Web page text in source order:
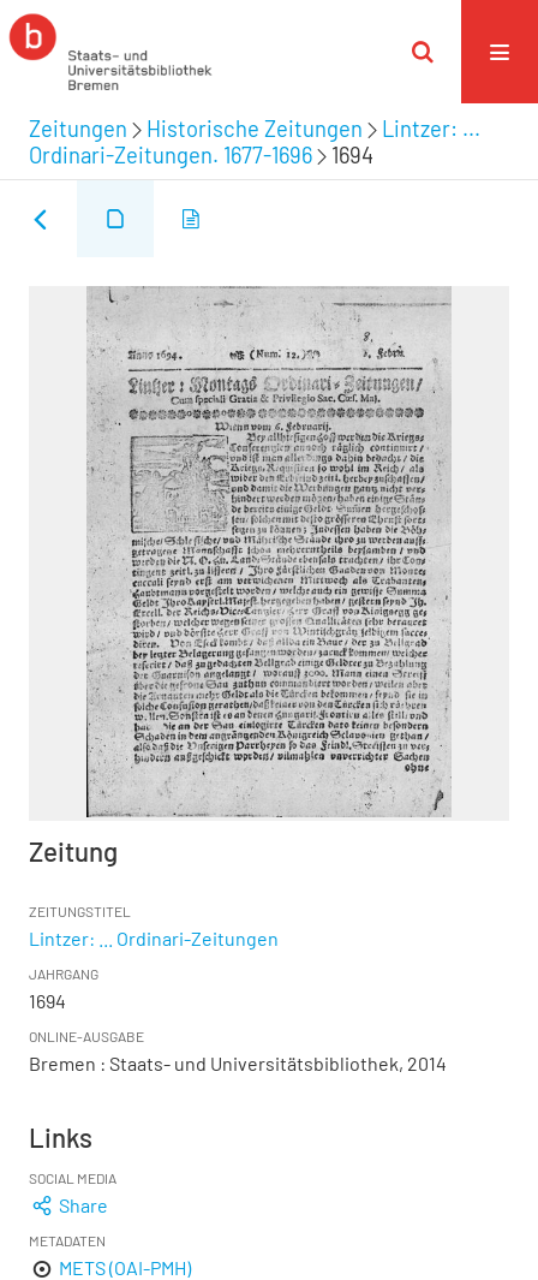
Zeitungen Historische Zeitungen
Lintzer: ...
Ordinari-Zeitungen. 1677-1696
1694
Zeitung
ZEITUNGSTITEL
Lintzer: ... Ordinari-Zeitungen
JAHRGANG
1694
ONLINE-AUSGABE
Bremen : Staats- und Universitätsbibliothek, 2014
Links
SOCIAL MEDIA
Share
METADATEN
METS (OAI-PMH)